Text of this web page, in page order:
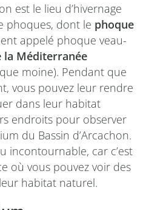
est le lieu d’hivernage
phoques, dont le phoque
appelé phoque veau-
la Méditerranée
moine). Pendant que
vous pouvez leur rendre
dans leur habitat
endroits pour observer
du Bassin d’Arcachon.
incontournable, car c’est
où vous pouvez voir des
habitat naturel.